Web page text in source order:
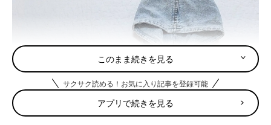
このまま続きを見る
サクサク読める！お気に入り記事を登録可能
アプリで続きを見る